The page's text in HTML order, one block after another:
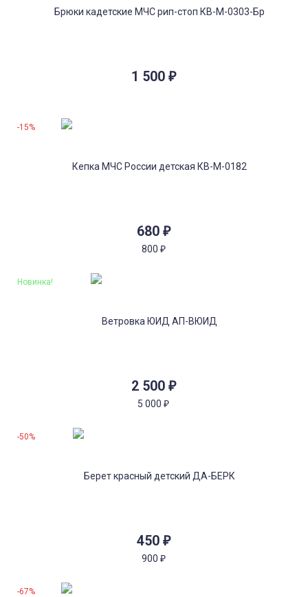
1 500 ₽
680 ₽
800 ₽
-15%
2 500 ₽
5 000 ₽
Новинка!
450 ₽
900 ₽
-50%
-67%